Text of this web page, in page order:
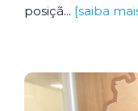
posiçã... [saiba